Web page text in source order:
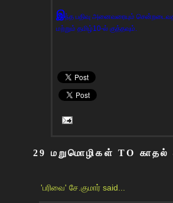
இந்த பதிவு அனைவரையும்
மற்றும் தமிழ்10-ல் குத்தவும்.
29 மறுமொழிகள் TO காதல்
'பரிவை' சே.குமார் said...